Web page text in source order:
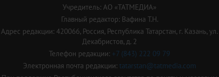
Учредитель: АО «ТАТМЕДИА»
Главный редактор: Вафина Т.Н.
Адрес редакции: 420066, Россия, Республика Татарстан, г. Казань, ул.
Декабристов, д. 2
Телефон редакции: +7 (843) 222 09 79
Электронная почта редакции: tatarstan@tatmedia.com